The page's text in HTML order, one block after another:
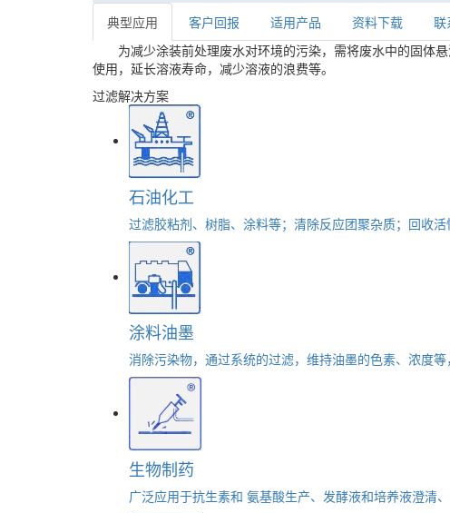
典型应用 客户回报 适用产品 资料下载
联
为减少涂装前处理废水对环境的污染，需将废水中的固体
使用，延长溶液寿命，减少溶液的浪费等。
过滤解决方案
石油化工
过滤胶粘剂、树脂、涂料等；清除反应团聚杂质；回收
涂料油墨
消除污染物，通过系统的过滤，维持油墨的色素、浓度
生物制药
广泛应用于抗生素和 氨基酸生产、发酵液和培养液澄清